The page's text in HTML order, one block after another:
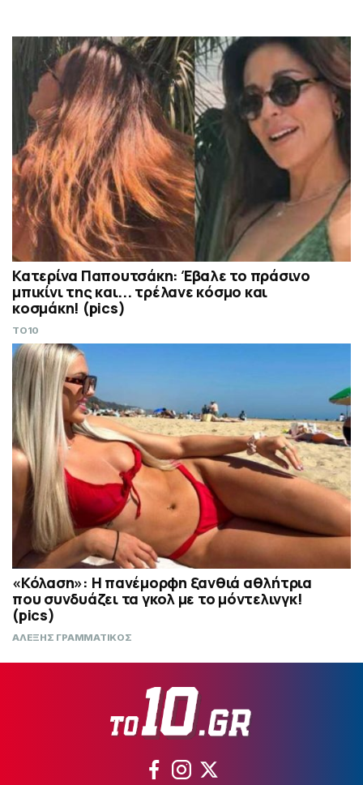
Κατερίνα Παπουτσάκη: Έβαλε το πράσινο
μπικίνι της και... τρέλανε κόσμο και
κοσμάκη! (pics)
TO10
«Κόλαση»: Η πανέμορφη ξανθιά αθλήτρια
που συνδυάζει τα γκολ με το μόντελινγκ!
(pics)
ΑΛΕΞΗΣ ΓΡΑΜΜΑΤΙΚΟΣ